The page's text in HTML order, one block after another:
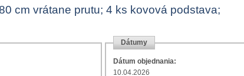
cm vrátane prutu; 4 ks kovová podstava;
Dátumy
Dátum objednania:
10.04.2026